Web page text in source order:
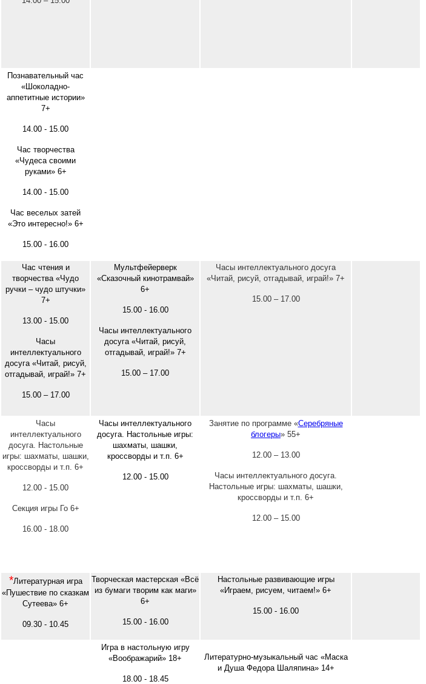
Познавательный час
«Шоколадно-
аппетитные истории»
7+
14.00 - 15.00
Час творчества
«Чудеса своими
руками» 6+
14.00 - 15.00
Час веселых затей
«Это интересно!» 6+
15.00 - 16.00
Час чтения и
творчества «Чудо
ручки – чудо штучки»
7+
13.00 - 15.00
Часы
интеллектуального
досуга «Читай, рисуй,
отгадывай, играй!» 7+
15.00 – 17.00
Мультфейерверк
«Сказочный кинотрамвай»
6+
15.00 - 16.00
Часы интеллектуального
досуга «Читай, рисуй,
отгадывай, играй!» 7+
15.00 – 17.00
Часы интеллектуального досуга
«Читай, рисуй, отгадывай, играй!» 7+
15.00 – 17.00
Часы
интеллектуального
досуга. Настольные
игры: шахматы, шашки,
кроссворды и т.п. 6+
12.00 - 15.00
Секция игры Го 6+
16.00 - 18.00
Часы интеллектуального
досуга. Настольные игры:
шахматы, шашки,
кроссворды и т.п. 6+
12.00 - 15.00
Занятие по программе «Серебряные
блогеры» 55+
12.00 – 13.00
Часы интеллектуального досуга.
Настольные игры: шахматы, шашки,
кроссворды и т.п. 6+
12.00 – 15.00
*Литературная игра
«Пушествие по сказкам
Сутеева» 6+
09.30 - 10.45
Творческая мастерская «Всё
из бумаги творим как маги»
6+
15.00 - 16.00
Настольные развивающие игры
«Играем, рисуем, читаем!» 6+
15.00 - 16.00
Игра в настольную игру
«Воображарий» 18+
18.00 - 18.45
Литературно-музыкальный час «Маска
и Душа Федора Шаляпина» 14+